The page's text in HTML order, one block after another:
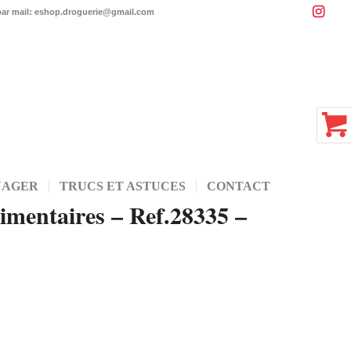
mail: eshop.droguerie@gmail.com
TRUCS ET ASTUCES CONTACT
– Ref.28335 –